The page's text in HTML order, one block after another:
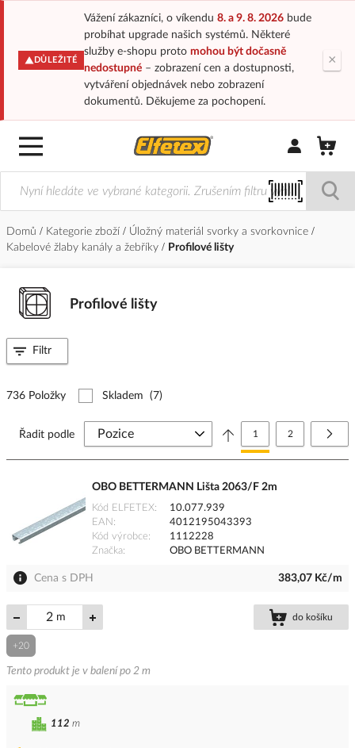
DŮLEŽITÉ
Vážení zákazníci, o víkendu 8. a 9. 8. 2026bude
probíhat upgrade našich systémů. Některé
služby e-shopu proto mohou být dočasně
nedostupné– zobrazení cen a dostupnosti,
vytváření objednávek nebo zobrazení
dokumentů. Děkujeme za pochopení.
×
Přihlásit/
Domů Kategorie zboží
Úložný materiál svorky a svorkovnice
Kabelové žlaby kanály a žebříky
Profilové lišty
Profilové lišty
736 Položky Skladem (7)
Stránka
Právě si prohlížíte
1 Stránka
2
Řadit podle
OBO BETTERMANN Lišta 2063/F 2m
Kód ELFETEX
10.077.939
EAN
4012195043393
Kód výrobce
1112228
Značka
OBO BETTERMANN
Cena s DPH 383,07 Kč/m
m do košíku
+20
Tento produkt je v balení po 2 m
112 m
Filtr